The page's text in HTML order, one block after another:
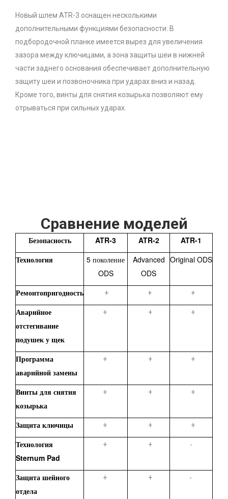
Новый шлем ATR-3 оснащен несколькими
дополнительными функциями безопасности. В
подбородочной планке имеется вырез для увеличения
зазора между ключицами, а зона защиты шеи в нижней
части заднего основания обеспечивает дополнительную
защиту шеи и позвоночника при ударах вниз и назад.
Кроме того, винты для снятия козырька позволяют ему
отрываться при сильных ударах.
Сравнение моделей
Безопасность ATR-3 ATR-2
ATR-1
Технология
5 поколение
ODS
Advanced
ODS
Original ODS
Ремонтопригодность + + +
Аварийное
отстегивание
подушек у щек
+ + +
Программа
аварийной замены
+ + +
Винты для снятия
козырька
+ + +
Защита ключицы + + +
Технология
Sternum Pad
+ + -
Защита шейного
отдела
+ + -